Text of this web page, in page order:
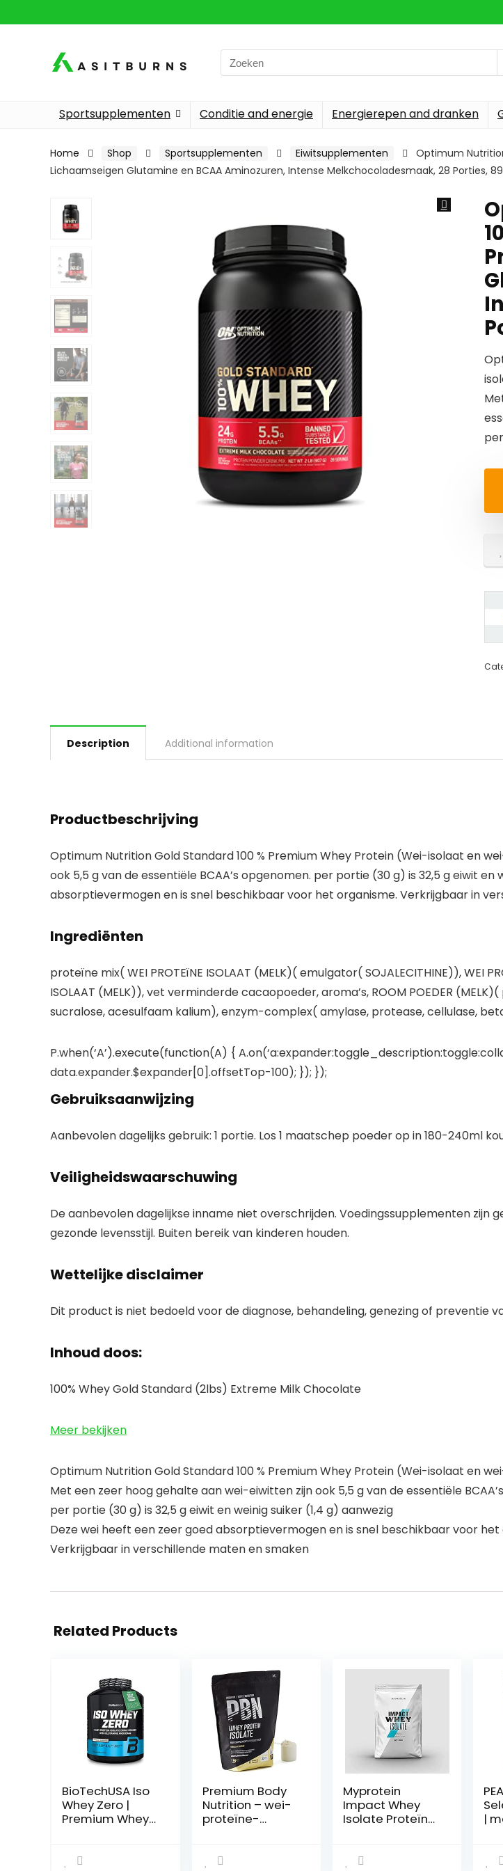
Search
for:
Sportsupplementen Conditie and energie Energierepen and dranken
Home Shop Sportsupplementen Eiwitsupplementen
Optimum
Lichaamseigen Glutamine en BCAA Aminozuren, Intense Melkchocoladesmaak, 28 Porties,
Description Additional information
Productbeschrijving
Optimum Nutrition Gold Standard 100 % Premium Whey Protein (Wei-isolaat en
ook 5,5 g van de essentiële BCAA’s opgenomen. per portie (30 g) is 32,5 g eiwit
absorptievermogen en is snel beschikbaar voor het organisme. Verkrijgbaar in
Ingrediënten
proteïne mix( WEI PROTEïNE ISOLAAT (MELK)( emulgator( SOJALECITHINE)), WEI
ISOLAAT (MELK)), vet verminderde cacaopoeder, aroma’s, ROOM POEDER
sucralose, acesulfaam kalium), enzym-complex( amylase, protease, cellulase,
P.when(‘A’).execute(function(A) {
data.expander.$expander[0].offsetTop-100); }); });
Gebruiksaanwijzing
Aanbevolen dagelijks gebruik: 1 portie. Los 1 maatschep poeder op in 180-240ml
Veiligheidswaarschuwing
De aanbevolen dagelijkse inname niet overschrijden. Voedingssupplementen
gezonde levensstijl. Buiten bereik van kinderen houden.
Wettelijke disclaimer
Dit product is niet bedoeld voor de diagnose, behandeling, genezing of preventie
Inhoud doos:
100% Whey Gold Standard (2lbs) Extreme Milk Chocolate
Meer bekijken
Optimum Nutrition Gold Standard 100 % Premium Whey Protein (Wei-isolaat en
Met een zeer hoog gehalte aan wei-eiwitten zijn ook 5,5 g van de essentiële
per portie (30 g) is 32,5 g eiwit en weinig suiker (1,4 g) aanwezig
Deze wei heeft een zeer goed absorptievermogen en is snel beschikbaar voor
Verkrijgbaar in verschillende maten en smaken
Related Products
BioTechUSA Iso
Whey Zero |
Premium Whey
Enzyme-Free |
Premium Body
Nutrition – wei-
proteïne-
Myprotein
Impact Whey
Isolate Proteïne,
|